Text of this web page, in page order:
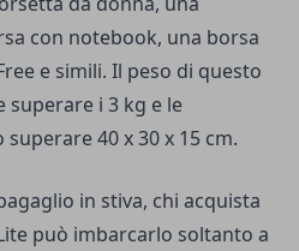
con notebook, una borsa
e simili. Il peso di questo
i 3 kg e le
40 x 30 x 15 cm.
in stiva, chi acquista
può imbarcarlo soltanto a